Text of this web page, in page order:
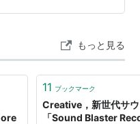
もっと見る
11 ブックマーク
Creative，新世代サ
「Sound Blaster